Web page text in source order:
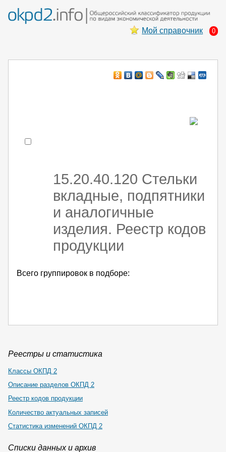
Мой справочник 0
15.20.40.120 Стельки
вкладные, подпятники
и аналогичные
изделия. Реестр кодов
продукции
Всего группировок в подборе:
Реестры и статистика
Классы ОКПД 2
Описание разделов ОКПД 2
Реестр кодов продукции
Количество актуальных записей
Статистика изменений ОКПД 2
Списки данных и архив